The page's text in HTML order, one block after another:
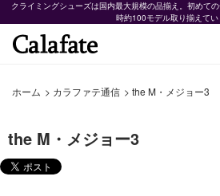
クライミングシューズは国内最大規模の品揃え。初めて
時約100モデル取り揃えてい
ホーム > カラファテ通信 > the M・メジョー3
the M・メジョー3